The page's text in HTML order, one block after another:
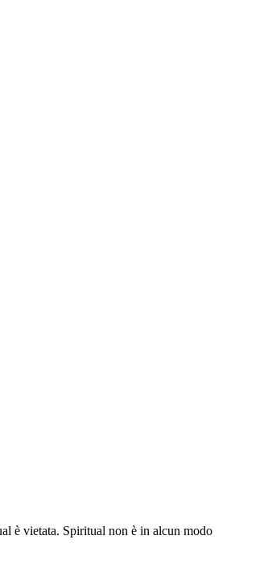
è vietata. Spiritual non è in alcun modo